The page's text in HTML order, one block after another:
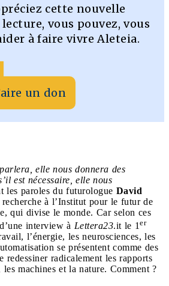
cette nouvelle
vous pouvez, vous
à faire vivre Aleteia.
un don
elle nous donnera des
est nécessaire, elle nous
les paroles du futurologue David
à l’Institut pour le futur de
qui divise le monde. Car selon ces
interview à Lettera23.it le 1 er
l’énergie, les neurosciences, les
se présentent comme des
redessiner radicalement les rapports
les machines et la nature. Comment ?